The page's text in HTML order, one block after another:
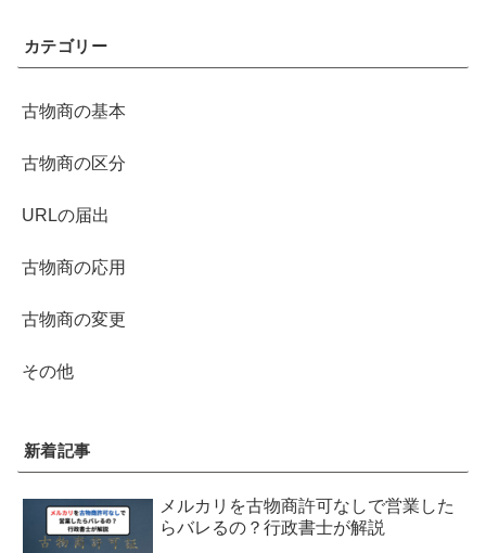
カテゴリー
古物商の基本
古物商の区分
URLの届出
古物商の応用
古物商の変更
その他
新着記事
メルカリを古物商許可なしで営業した
らバレるの？行政書士が解説